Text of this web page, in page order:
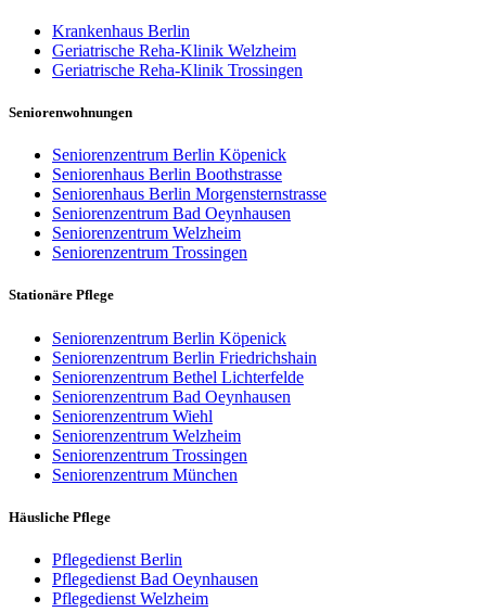
Krankenhaus Berlin
Geriatrische Reha-Klinik Welzheim
Geriatrische Reha-Klinik Trossingen
Seniorenwohnungen
Seniorenzentrum Berlin Köpenick
Seniorenhaus Berlin Boothstrasse
Seniorenhaus Berlin Morgensternstrasse
Seniorenzentrum Bad Oeynhausen
Seniorenzentrum Welzheim
Seniorenzentrum Trossingen
Stationäre Pflege
Seniorenzentrum Berlin Köpenick
Seniorenzentrum Berlin Friedrichshain
Seniorenzentrum Bethel Lichterfelde
Seniorenzentrum Bad Oeynhausen
Seniorenzentrum Wiehl
Seniorenzentrum Welzheim
Seniorenzentrum Trossingen
Seniorenzentrum München
Häusliche Pflege
Pflegedienst Berlin
Pflegedienst Bad Oeynhausen
Pflegedienst Welzheim